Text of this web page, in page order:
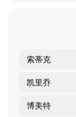
索蒂克
凯里乔
博美特